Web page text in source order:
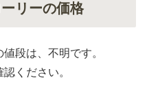
リーの価格
段は、不明です。
ください。